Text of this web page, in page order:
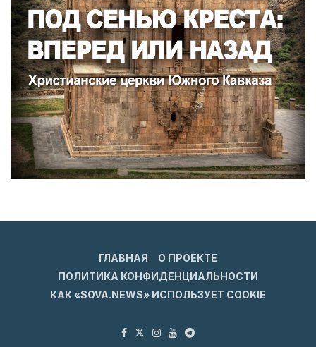
ГЛАВНАЯ
О ПРОЕКТЕ
ПОЛИТИКА КОНФИДЕНЦИАЛЬНОСТИ
КАК «SOVA.NEWS» ИСПОЛЬЗУЕТ COOKIE